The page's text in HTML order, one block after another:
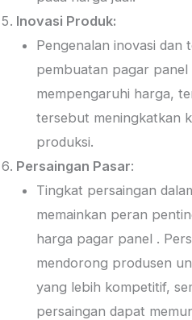
Inovasi Produk:
Pengenalan inovasi dan
pembuatan pagar
mempengaruhi harga,
tersebut meningkatkan
produksi.
Persaingan Pasar:
Tingkat persaingan
memainkan peran
harga pagar panel .
mendorong produsen
yang lebih kompetitif,
persaingan dapat